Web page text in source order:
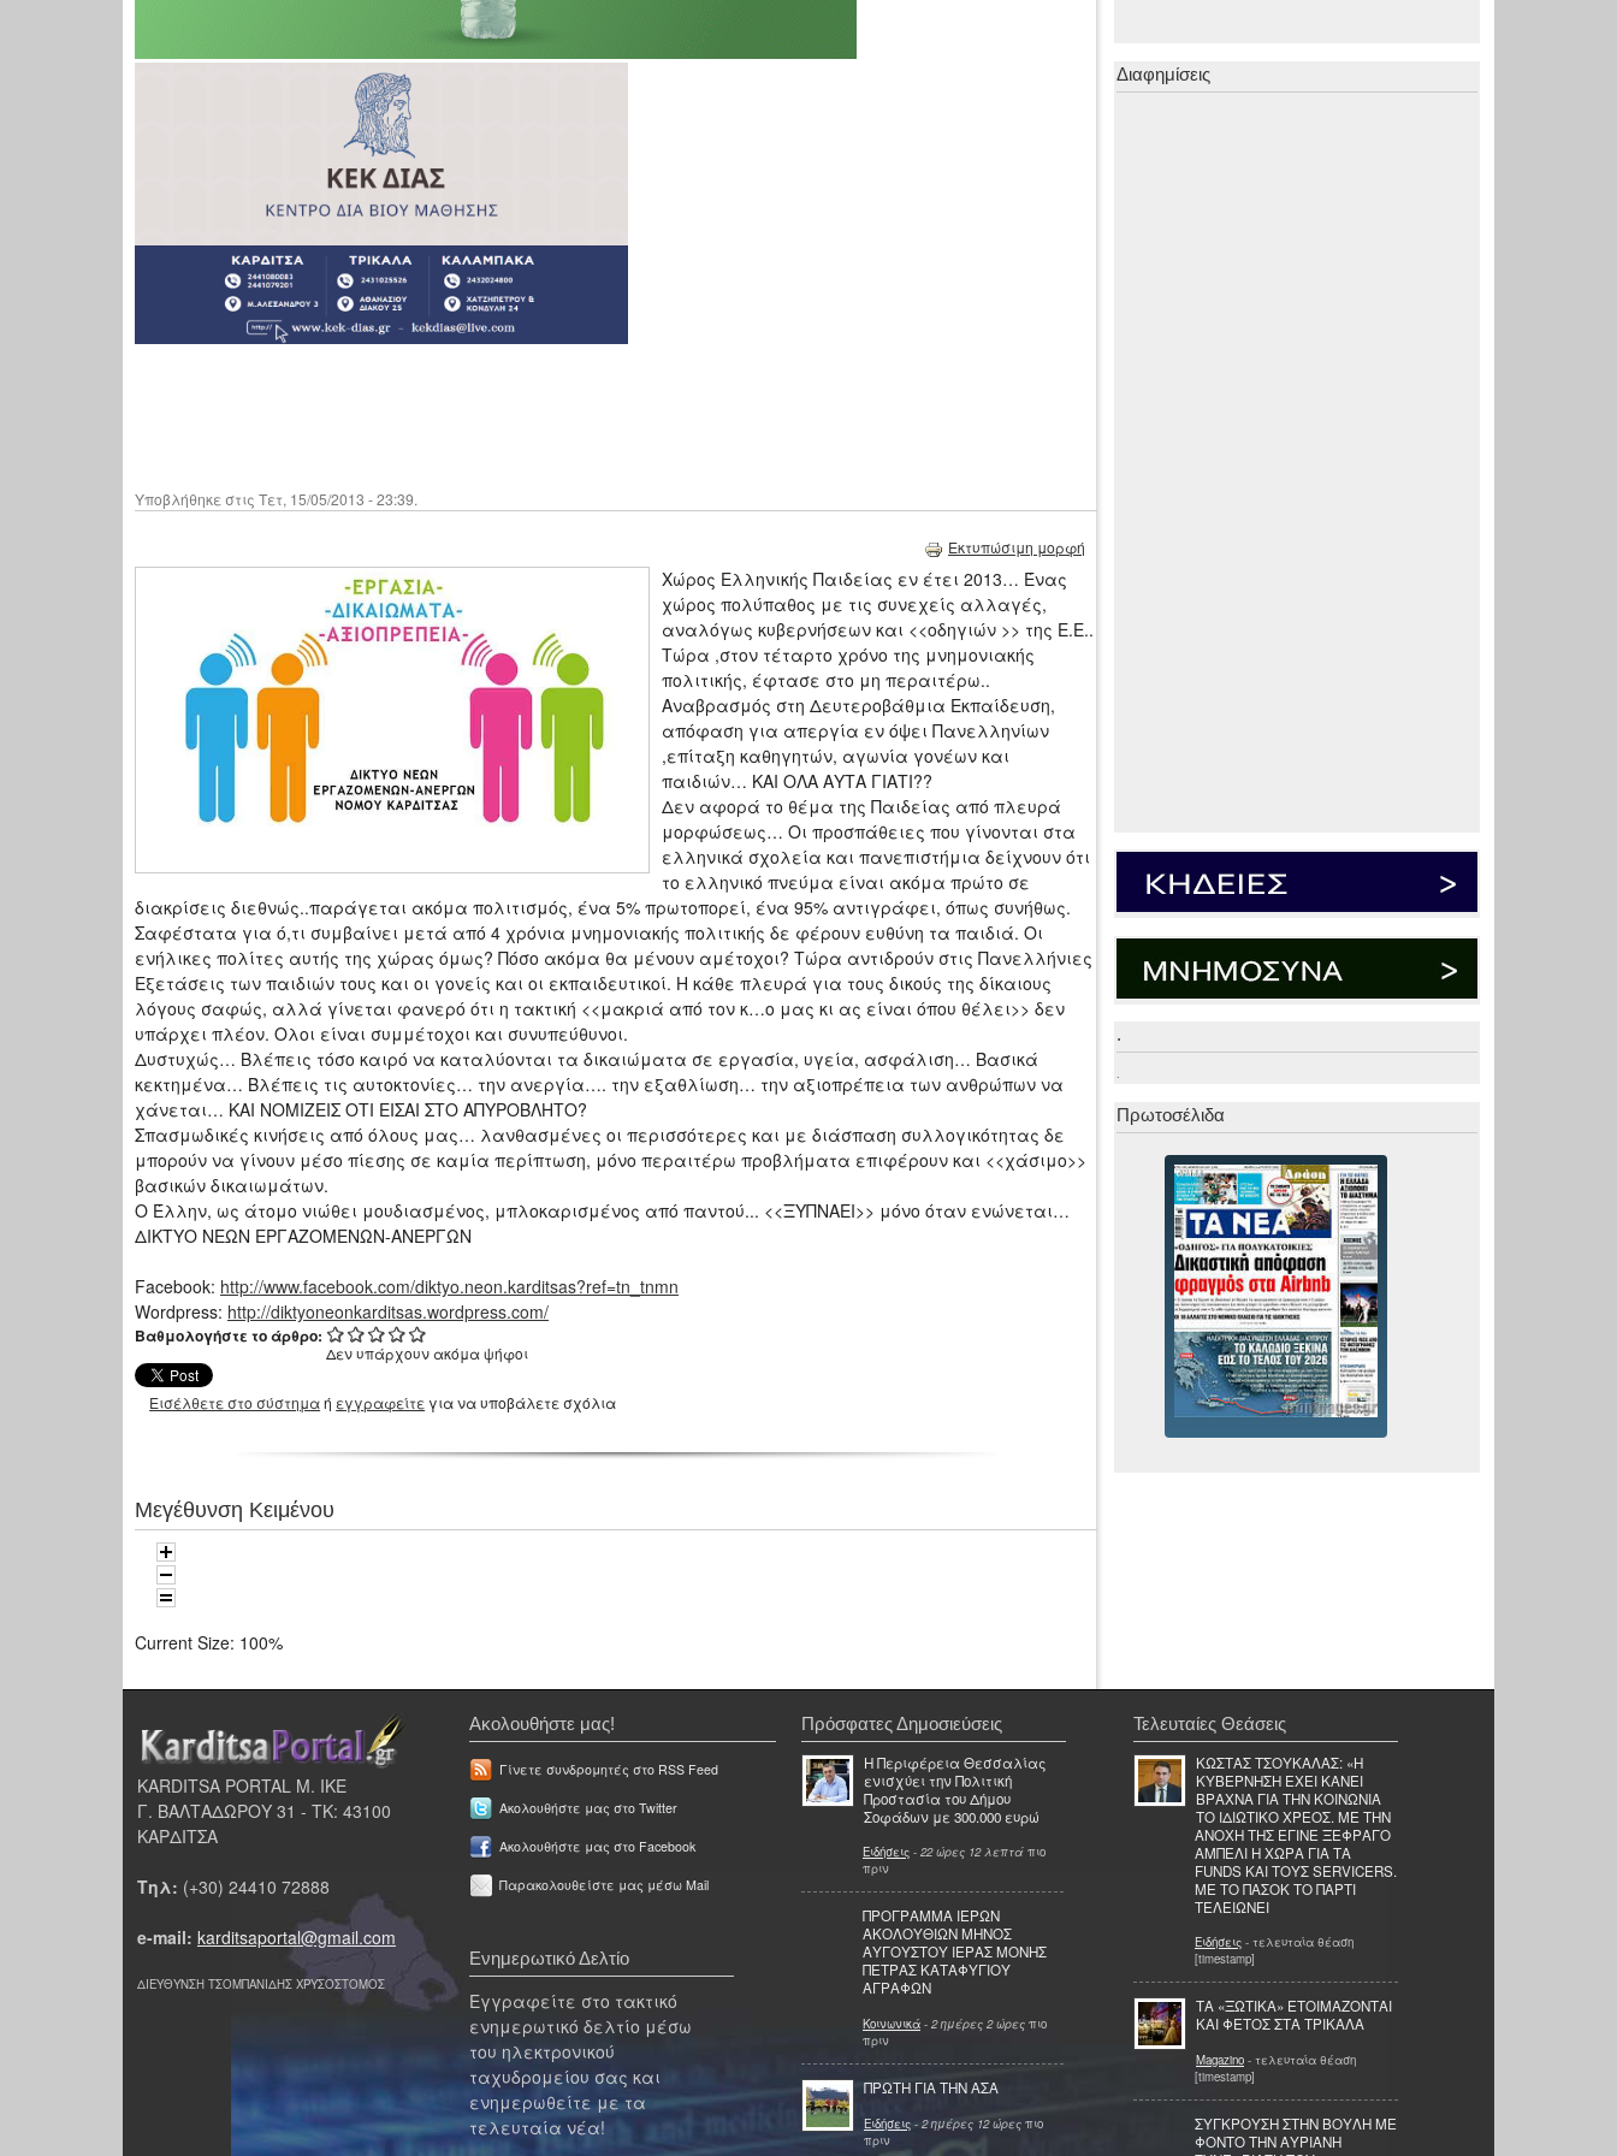
Υποβλήθηκε στις Τετ, 15/05/2013 - 23:39.
Εκτυπώσιμη μορφή
Xώρος Ελληνικής Παιδείας εν έτει 2013… Ένας
χώρος πολύπαθος με τις συνεχείς αλλαγές,
αναλόγως κυβερνήσεων και <<οδηγιών >> της Ε.Ε..
Τώρα ,στον τέταρτο χρόνο της μνημονιακής
πολιτικής, έφτασε στο μη περαιτέρω..
Αναβρασμός στη Δευτεροβάθμια Εκπαίδευση,
απόφαση για απεργία εν όψει Πανελληνίων
,επίταξη καθηγητών, αγωνία γονέων και
παιδιών… ΚΑΙ ΟΛΑ ΑΥΤΑ ΓΙΑΤΙ??
Δεν αφορά το θέμα της Παιδείας από πλευρά
μορφώσεως… Οι προσπάθειες που γίνονται στα
ελληνικά σχολεία και πανεπιστήμια δείχνουν ότι
το ελληνικό πνεύμα είναι ακόμα πρώτο σε
διακρίσεις διεθνώς..παράγεται ακόμα πολιτισμός, ένα 5% πρωτοπορεί, ένα 95% αντιγράφει, όπως συνήθως.
Σαφέστατα για ό,τι συμβαίνει μετά από 4 χρόνια μνημονιακής πολιτικής δε φέρουν ευθύνη τα παιδιά. Οι
ενήλικες πολίτες αυτής της χώρας όμως? Πόσο ακόμα θα μένουν αμέτοχοι? Τώρα αντιδρούν στις Πανελλήνιες
Εξετάσεις των παιδιών τους και οι γονείς και οι εκπαιδευτικοί. Η κάθε πλευρά για τους δικούς της δίκαιους
λόγους σαφώς, αλλά γίνεται φανερό ότι η τακτική <<μακριά από τον κ…ο μας κι ας είναι όπου θέλει>> δεν
υπάρχει πλέον. Ολοι είναι συμμέτοχοι και συνυπεύθυνοι.
Δυστυχώς… Βλέπεις τόσο καιρό να καταλύονται τα δικαιώματα σε εργασία, υγεία, ασφάλιση… Βασικά
κεκτημένα… Βλέπεις τις αυτοκτονίες… την ανεργία…. την εξαθλίωση… την αξιοπρέπεια των ανθρώπων να
χάνεται… ΚΑΙ ΝΟΜΙΖΕΙΣ ΟΤΙ ΕΙΣΑΙ ΣΤΟ ΑΠΥΡΟΒΛΗΤΟ?
Σπασμωδικές κινήσεις από όλους μας… λανθασμένες οι περισσότερες και με διάσπαση συλλογικότητας δε
μπορούν να γίνουν μέσο πίεσης σε καμία περίπτωση, μόνο περαιτέρω προβλήματα επιφέρουν και <<χάσιμο>>
βασικών δικαιωμάτων.
Ο Έλλην, ως άτομο νιώθει μουδιασμένος, μπλοκαρισμένος από παντού... <<ΞΥΠΝΑΕΙ>> μόνο όταν ενώνεται…
ΔΙΚΤΥΟ ΝΕΩΝ ΕΡΓΑΖΟΜΕΝΩΝ-ΑΝΕΡΓΩΝ
Facebook: http://www.facebook.com/diktyo.neon.karditsas?ref=tn_tnmn
Wordpress: http://diktyoneonkarditsas.wordpress.com/
Βαθμολογήστε το άρθρο:
Δεν υπάρχουν ακόμα ψήφοι
Εισέλθετε στο σύστημαή εγγραφείτε για να υποβάλετε σχόλια
Μεγέθυνση Κειμένου
Current Size: 100%
Διαφημίσεις
.
.
Πρωτοσέλιδα
KARDITSA PORTAL Μ. ΙΚΕ
Γ. ΒΑΛΤΑΔΩΡΟΥ 31 - ΤΚ: 43100
ΚΑΡΔΙΤΣΑ
Τηλ: (+30) 24410 72888
e-mail: karditsaportal@gmail.com
ΔΙΕΥΘΥΝΣΗ ΤΣΟΜΠΑΝΙΔΗΣ ΧΡΥΣΟΣΤΟΜΟΣ
Ακολουθήστε μας!
Γίνετε συνδρομητές στο RSS Feed
Ακολουθήστε μας στο Twitter
Ακολουθήστε μας στο Facebook
Παρακολουθείστε μας μέσω Mail
Ενημερωτικό Δελτίο
Εγγραφείτε στο τακτικό
ενημερωτικό δελτίο μέσω
του ηλεκτρονικού
ταχυδρομείου σας και
ενημερωθείτε με τα
τελευταία νέα!
Πρόσφατες Δημοσιεύσεις
Η Περιφέρεια Θεσσαλίας
ενισχύει την Πολιτική
Προστασία του Δήμου
Σοφάδων με 300.000 ευρώ
Ειδήσεις - 22 ώρες 12 λεπτά πιο
πριν
ΠΡΟΓΡΑΜΜΑ ΙΕΡΩΝ
ΑΚΟΛΟΥΘΙΩΝ ΜΗΝΟΣ
ΑΥΓΟΥΣΤΟΥ ΙΕΡΑΣ ΜΟΝΗΣ
ΠΕΤΡΑΣ ΚΑΤΑΦΥΓΙΟΥ
ΑΓΡΑΦΩΝ
Κοινωνικά - 2 ημέρες 2 ώρες πιο
πριν
ΠΡΩΤΗ ΓΙΑ ΤΗΝ ΑΣΑ
Ειδήσεις - 2 ημέρες 12 ώρες πιο
πριν
Τελευταίες Θεάσεις
ΚΩΣΤΑΣ ΤΣΟΥΚΑΛΑΣ: «Η
ΚΥΒΕΡΝΗΣΗ ΕΧΕΙ ΚΑΝΕΙ
ΒΡΑΧΝΑ ΓΙΑ ΤΗΝ ΚΟΙΝΩΝΙΑ
ΤΟ ΙΔΙΩΤΙΚΟ ΧΡΕΟΣ. ΜΕ ΤΗΝ
ΑΝΟΧΗ ΤΗΣ ΕΓΙΝΕ ΞΕΦΡΑΓΟ
ΑΜΠΕΛΙ Η ΧΩΡΑ ΓΙΑ ΤΑ
FUNDS ΚΑΙ ΤΟΥΣ SERVICERS.
ΜΕ ΤΟ ΠΑΣΟΚ ΤΟ ΠΑΡΤΙ
ΤΕΛΕΙΩΝΕΙ
Ειδήσεις - τελευταία θέαση
[timestamp]
ΤΑ «ΞΩΤΙΚΑ» ΕΤΟΙΜΑΖΟΝΤΑΙ
ΚΑΙ ΦΕΤΟΣ ΣΤΑ ΤΡΙΚΑΛΑ
Magazino - τελευταία θέαση
[timestamp]
ΣΥΓΚΡΟΥΣΗ ΣΤΗΝ ΒΟΥΛΗ ΜΕ
ΦΟΝΤΟ ΤΗΝ ΑΥΡΙΑΝΗ